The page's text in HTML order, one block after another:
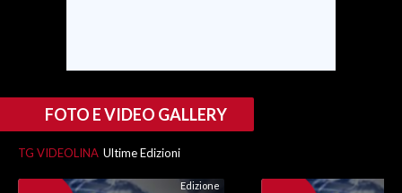
FOTO E VIDEO GALLERY
TG VIDEOLINA Ultime Edizioni
Edizione